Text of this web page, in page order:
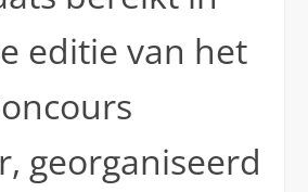
editie van het
georganiseerd